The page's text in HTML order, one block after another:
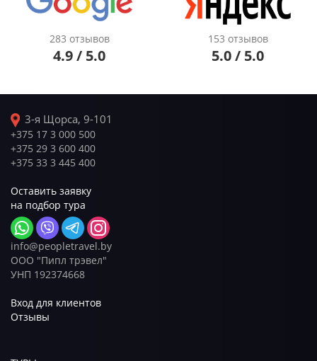
283 отзывов
4.9 / 5.0
153 отзывов
5.0 / 5.0
3-я Щорса, 9-101
+375 17 3 000 500
+375 29 3 600 400
+375 33 3 445 400
Оставить заявку
на подбор тура
info@peopletravel.by
ООО "Пипл трэвел"
УНП 192374668
Вход для клиентов
Отзывы